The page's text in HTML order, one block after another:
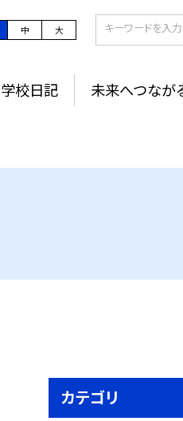
中 大
学校日記 未来へつなが
カテゴリ